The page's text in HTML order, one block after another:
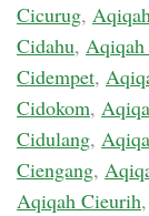
Cicurug,
Cidahu, Aqiqah
Cidempet,
Cidokom,
Cidulang,
Ciengang,
Aqiqah Cieurih,